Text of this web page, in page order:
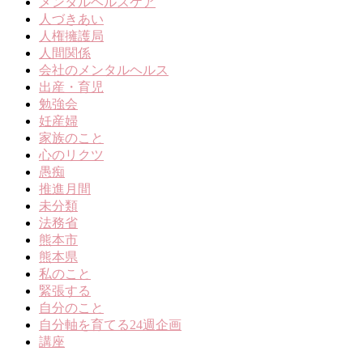
人づきあい
人権擁護局
人間関係
会社のメンタルヘルス
出産・育児
勉強会
妊産婦
家族のこと
心のリクツ
愚痴
推進月間
未分類
法務省
熊本市
熊本県
私のこと
緊張する
自分のこと
自分軸を育てる24週企画
講座